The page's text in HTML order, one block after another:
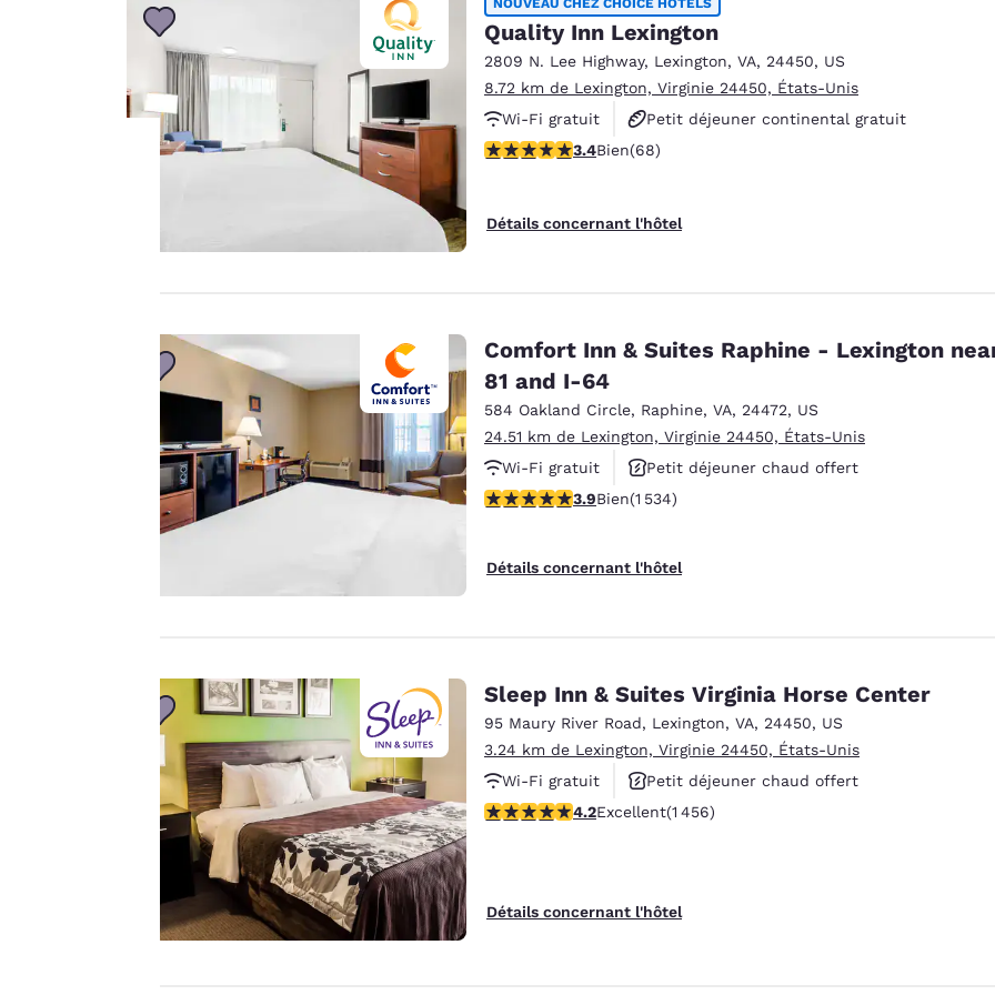
Quality Inn Lexington
2809 N. Lee Highway, Lexington, VA, 24450, US
8.72 km de Lexington, Virginie 24450, États-Unis
Wi-Fi gratuit
Petit déjeuner continental gratuit
Animaux acceptés
3.38 étoiles. Bien. 68 commentaires
3.4Bien(68)
Détails concernant l'hôtel
Comfort Inn & Suites Raphine - Lexington
81 and I-64
584 Oakland Circle, Raphine, VA, 24472, US
24.51 km de Lexington, Virginie 24450, États-Unis
Wi-Fi gratuit
Petit déjeuner chaud offert
Animaux acceptés
3.93 étoiles. Bien. 1534 commentaires
3.9Bien(1 534)
Détails concernant l'hôtel
Sleep Inn & Suites Virginia Horse Center
95 Maury River Road, Lexington, VA, 24450, US
3.24 km de Lexington, Virginie 24450, États-Unis
Wi-Fi gratuit
Petit déjeuner chaud offert
Animaux acceptés
4.21 étoiles. Excellent. 1456 commentaires
4.2Excellent(1 456)
Détails concernant l'hôtel
protection
vie privée
est notre
priorité.
Notre site internet
utilise des cookies, y
personnalisée en
envoyant des
publicités en
fonction de vos
préférences de
navigation.
Autrement dit, nous
pouvons retenir des
informations vous
concernant, vous